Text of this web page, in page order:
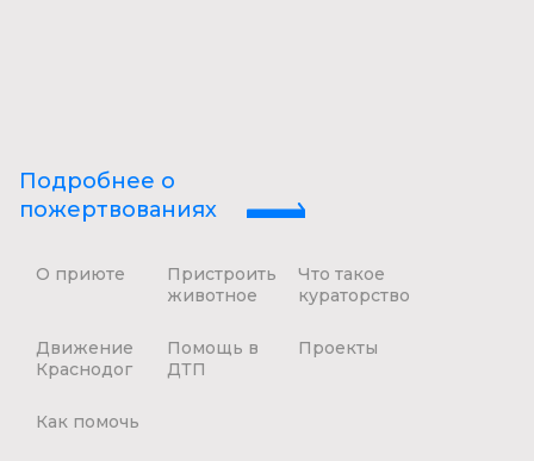
Подробнее о
пожертвованиях
О приюте
Пристроить
животное
Что такое
кураторство
Движение
Краснодог
Помощь в
ДТП
Проекты
Как помочь